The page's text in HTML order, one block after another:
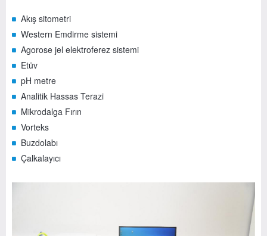
Akış sitometri
Western Emdirme sistemi
Agorose jel elektroferez sistemi
Etüv
pH metre
Analitik Hassas Terazi
Mikrodalga Fırın
Vorteks
Buzdolabı
Çalkalayıcı